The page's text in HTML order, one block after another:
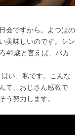
会ですから。よつはの
美味しいのです。シン
41歳と言えば、バカ
い、私です。こんな
て、おじさん感激で
う努力します。